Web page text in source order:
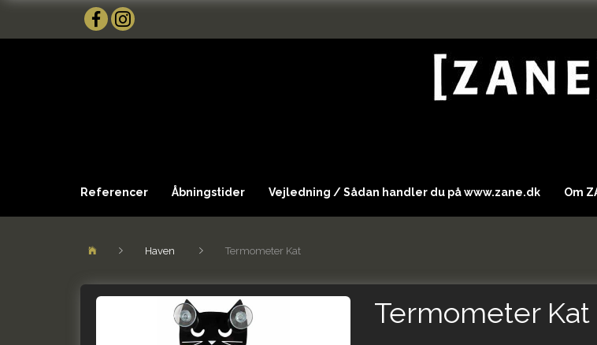
Referencer Åbningstider Vejledning / Sådan handler du på www.zane.dk Om
Haven Termometer Kat
Termometer Kat